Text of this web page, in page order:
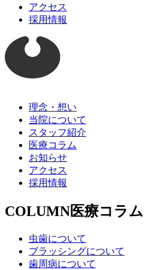
アクセス
採用情報
理念・想い
当院について
スタッフ紹介
医療コラム
お知らせ
アクセス
採用情報
COLUMN医療コラム
虫歯について
ブラッシングについて
歯周病について